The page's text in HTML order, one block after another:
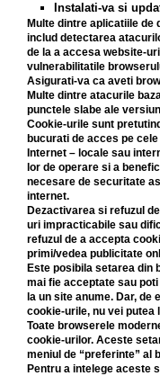
Instalati-va si
Multe dintre aplicatiile
includ detectarea
de la a accesa website-
vulnerabilitatile
Asigurati-va ca aveti
Multe dintre atacurile
punctele slabe ale
Cookie-urile sunt
bucurati de acces pe
Internet – locale sau
lor de operare si a
necesare de securitate
internet.
Dezactivarea si refuzul
uri impracticabile sau
refuzul de a accepta
primi/vedea publicitate
Este posibila setarea din
mai fie acceptate sau
la un site anume. Dar,
cookie-urile, nu vei putea
Toate browserele
cookie-urilor. Aceste
meniul de “preferinte” al
Pentru a intelege aceste